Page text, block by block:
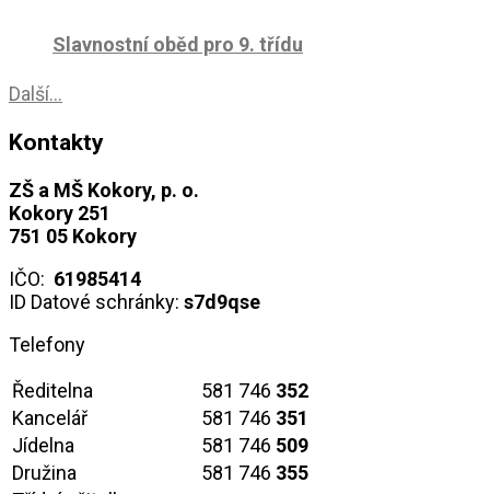
Slavnostní oběd pro 9. třídu
Další...
Kontakty
ZŠ a MŠ Kokory, p. o.
Kokory 251
751 05 Kokory
IČO: 61985414
ID Datové schránky: s7d9qse
Telefony
Ředitelna
581 746 352
Kancelář
581 746 351
Jídelna
581 746 509
Družina
581 746 355